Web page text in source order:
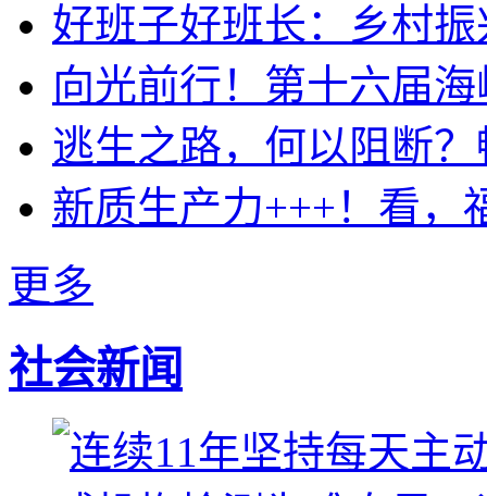
好班子好班长：乡村
向光前行！第十六届
逃生之路，何以阻断
新质生产力+++！看，
更多
社会新闻